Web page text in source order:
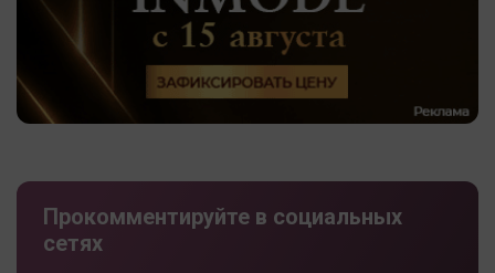
Прокомментируйте в социальных
сетях